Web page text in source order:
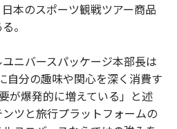
本のスポーツ観戦ツアー商品
。
ニバースパッケージ本部長は
自分の趣味や関心を深く消費す
が爆発的に増えている」と述
ツと旅行プラットフォームの